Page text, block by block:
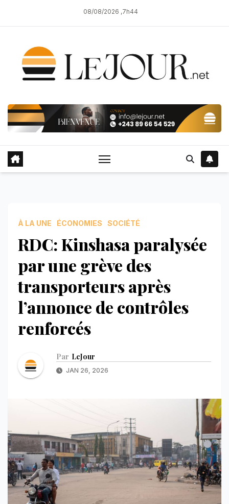
08/08/2026 ,7h44
À LA UNE ÉCONOMIES SOCIÉTÉ
RDC: Kinshasa paralysée
par une grève des
transporteurs après
l’annonce de contrôles
renforcés
Par LeJour
JAN 26, 2026